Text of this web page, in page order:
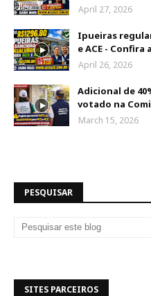
April 27, 2026
Ipueiras
e ACE - Confira
April 26, 2026
Adicional de
votado na
March 15, 2026
PESQUISAR
SITES PARCEIROS